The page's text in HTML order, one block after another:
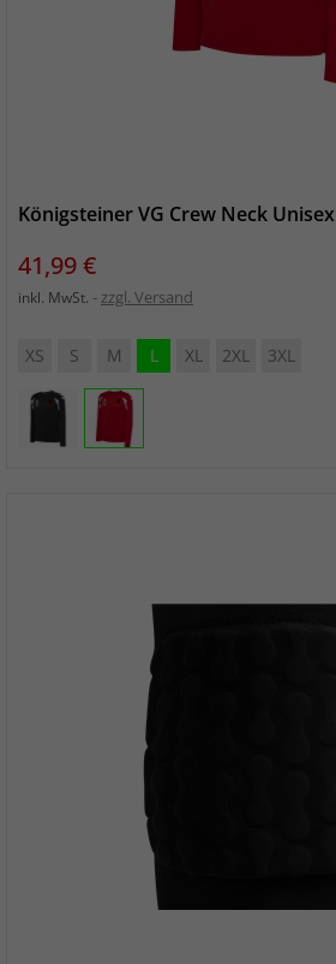
Königsteiner VG Crew Neck Unisex
Preis
41,99 €
inkl. MwSt. zzgl. Versand
XS S M L XL 2XL 3XL